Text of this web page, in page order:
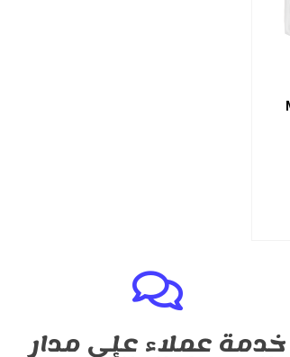
خدمة عملاء على مدار